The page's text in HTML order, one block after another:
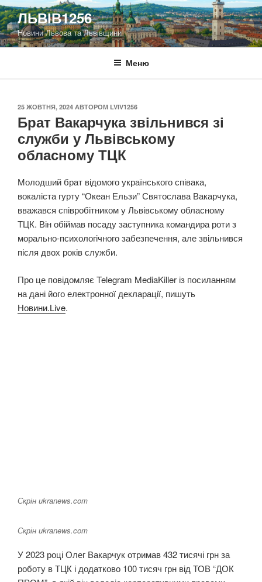
Перейти
до
вмісту
ЛЬВІВ1256
Новини Львова та Львівщини
Меню
ОПУБЛІКОВАНО
25 ЖОВТНЯ, 2024 АВТОРОМ LVIV1256
Брат Вакарчука звільнився зі
служби у Львівському
обласному ТЦК
Молодший брат відомого українського співака,
вокаліста гурту “Океан Ельзи” Святослава Вакарчука,
вважався співробітником у Львівському обласному
ТЦК. Він обіймав посаду заступника командира роти з
морально-психологічного забезпечення, але звільнився
після двох років служби.
Про це повідомляє Telegram MediaKiller із посиланням
на дані його електронної декларації, пишуть
Новини.Live.
Скрін ukranews.com
Скрін ukranews.com
У 2023 році Олег Вакарчук отримав 432 тисячі грн за
роботу в ТЦК і додатково 100 тисяч грн від ТОВ “ДОК